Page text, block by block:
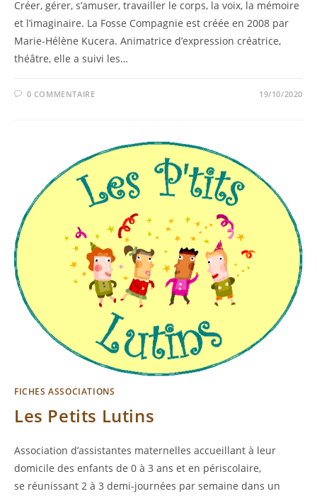
Créer, gérer, s’amuser, travailler le corps, la voix, la mémoire
et l’imaginaire. La Fosse Compagnie est créée en 2008 par
Marie-Hélène Kucera. Animatrice d’expression créatrice,
théâtre, elle a suivi les…
0 COMMENTAIRE 19/10/2020
FICHES ASSOCIATIONS
Les Petits Lutins
Association d’assistantes maternelles accueillant à leur
domicile des enfants de 0 à 3 ans et en périscolaire,
se réunissant 2 à 3 demi-journées par semaine dans un